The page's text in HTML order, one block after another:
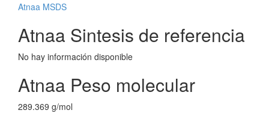
Atnaa MSDS
Atnaa Sintesis de referencia
No hay información disponible
Atnaa Peso molecular
289.369 g/mol